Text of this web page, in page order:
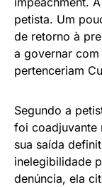
petista. Um
de retorno à
a governar com
pertenceriam
Segundo a
foi coadjuvante
sua saída
inelegibilidade
denúncia, ela